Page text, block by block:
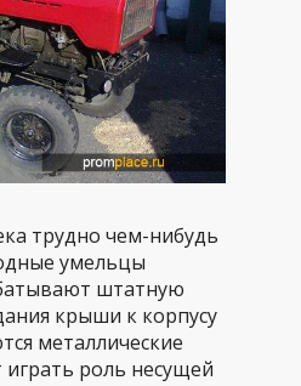
трудно чем-нибудь
умельцы
штатную
крыши к корпусу
металлические
играть роль несущей